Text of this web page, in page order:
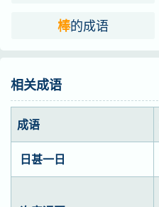
棒的成语
相关成语
成语
日甚一日